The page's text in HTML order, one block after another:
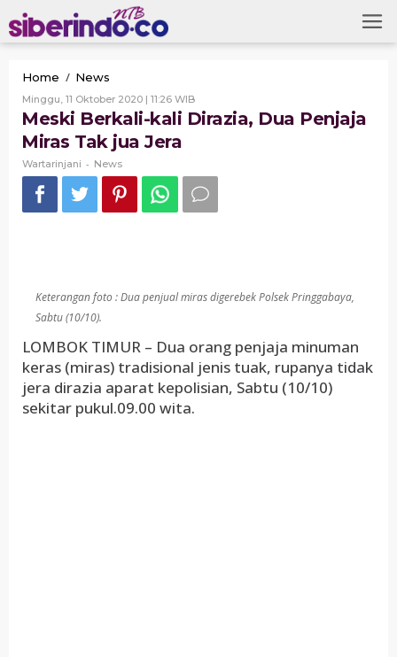
to
content
Home / News
Berkali-
kali
Dirazia,
Dua
Penjaja
Miras
Tak
jua
Minggu, 11 Oktober 2020 | 11:26 WIBOleh
Wartarinjani
Meski Berkali-kali Dirazia, Dua Penjaja
Miras Tak jua Jera
Wartarinjani - News
Keterangan foto : Dua penjual miras digerebek Polsek Pringgabaya,
Sabtu (10/10).
LOMBOK TIMUR – Dua orang penjaja minuman
keras (miras) tradisional jenis tuak, rupanya tidak
jera dirazia aparat kepolisian, Sabtu (10/10)
sekitar pukul.09.00 wita.